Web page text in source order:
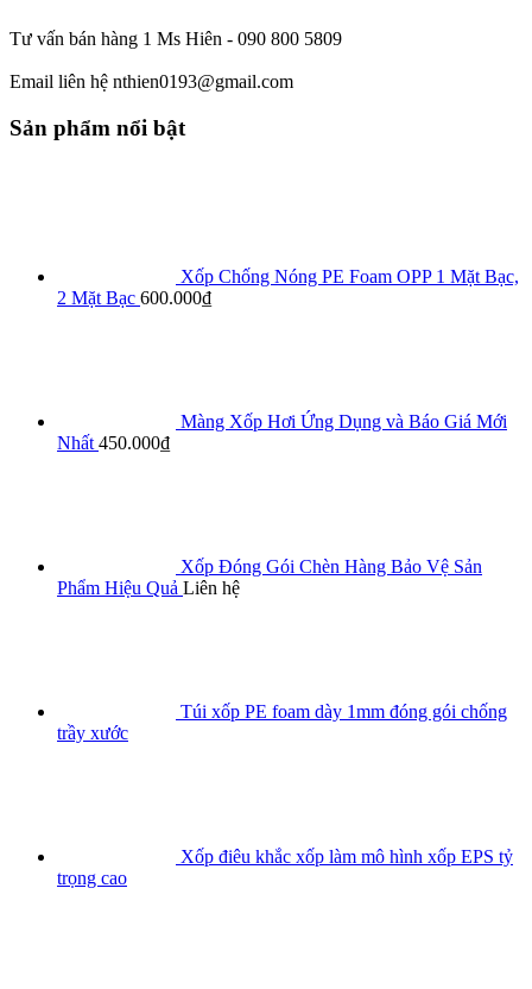
Tư vấn bán hàng 1 Ms Hiên - 090 800 5809
Email liên hệ nthien0193@gmail.com
Sản phẩm nổi bật
Xốp Chống Nóng PE Foam OPP 1 Mặt Bạc,
2 Mặt Bạc 600.000₫
Màng Xốp Hơi Ứng Dụng và Báo Giá Mới
Nhất 450.000₫
Xốp Đóng Gói Chèn Hàng Bảo Vệ Sản
Phẩm Hiệu Quả Liên hệ
Túi xốp PE foam dày 1mm đóng gói chống
trầy xước
Xốp điêu khắc xốp làm mô hình xốp EPS tỷ
trọng cao